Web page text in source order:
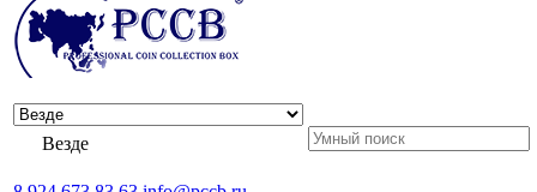
Везде